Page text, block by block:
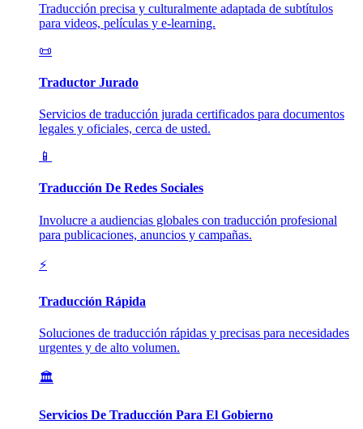
Traducción precisa y culturalmente adaptada de subtítulos
para videos, películas y e-learning.
📜
Traductor Jurado
Servicios de traducción jurada certificados para documentos
legales y oficiales, cerca de usted.
📱
Traducción De Redes Sociales
Involucre a audiencias globales con traducción profesional
para publicaciones, anuncios y campañas.
⚡
Traducción Rápida
Soluciones de traducción rápidas y precisas para necesidades
urgentes y de alto volumen.
🏛️
Servicios De Traducción Para El Gobierno